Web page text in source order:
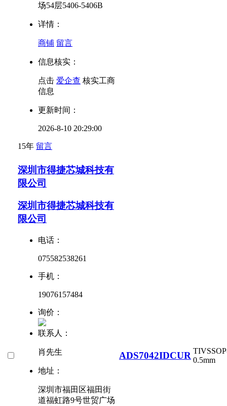
场54层5406-5406B
详情：
商铺 留言
信息核实：
点击 爱企查 核实工商
信息
更新时间：
2026-8-10 20:29:00
15年 留言
深圳市得捷芯城科技有
限公司
深圳市得捷芯城科技有
限公司
电话：
075582538261
手机：
19076157484
询价：
联系人：
肖先生
地址：
深圳市福田区福田街
道福虹路9号世贸广场
ADS7042IDCUR TI
0.5mm